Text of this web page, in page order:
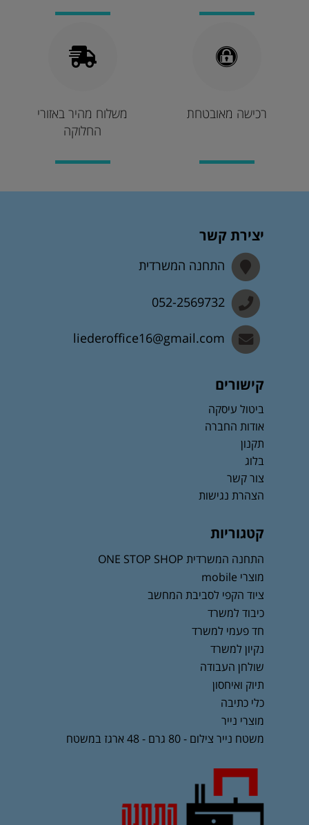
משלוח מהיר באזורי
החלוקה
רכישה מאובטחת
יצירת קשר
התחנה המשרדית
052-2569732
liederoffice16@gmail.com
קישורים
ביטול עיסקה
אודות החברה
תקנון
בלוג
צור קשר
הצהרת נגישות
קטגוריות
התחנה המשרדית ONE STOP SHOP
מוצרי mobile
ציוד הקפי לסביבת המחשב
כיבוד למשרד
חד פעמי למשרד
נקיון למשרד
שולחן העבודה
תיוק ואיחסון
כלי כתיבה
מוצרי נייר
משטח נייר צילום - 80 גרם - 48 ארגז במשטח